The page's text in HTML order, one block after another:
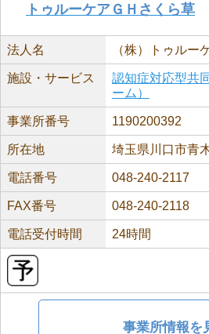
トゥルーケアＧＨさくら草
法人名 （株）トゥルー
施設・サービス
認知症対応型共
ーム）
事業所番号 1190200392
所在地 埼玉県川口市青
電話番号 048-240-2117
FAX番号 048-240-2118
電話受付時間 24時間
事業所情報を